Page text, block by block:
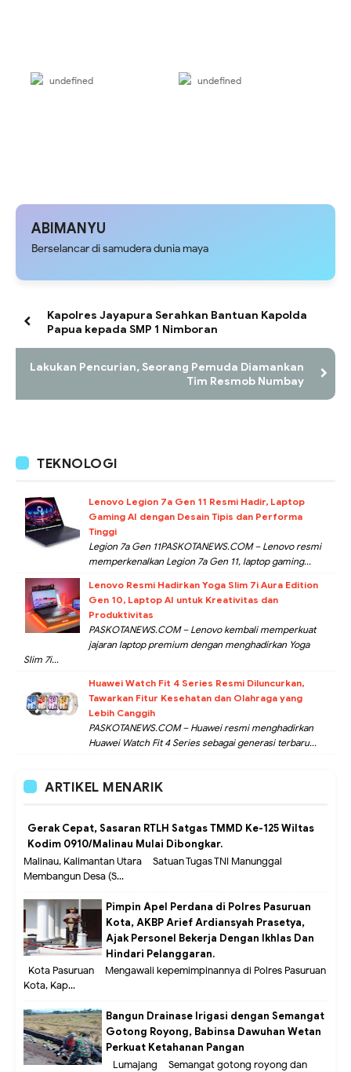
undefined undefined
ABIMANYU
Berselancar di samudera dunia maya
Kapolres Jayapura Serahkan Bantuan Kapolda
Papua kepada SMP 1 Nimboran
Lakukan Pencurian, Seorang Pemuda Diamankan
Tim Resmob Numbay
TEKNOLOGI
Lenovo Legion 7a Gen 11 Resmi Hadir, Laptop
Gaming AI dengan Desain Tipis dan Performa
Tinggi
Legion 7a Gen 11PASKOTANEWS.COM – Lenovo resmi
memperkenalkan Legion 7a Gen 11, laptop gaming...
Lenovo Resmi Hadirkan Yoga Slim 7i Aura Edition
Gen 10, Laptop AI untuk Kreativitas dan
Produktivitas
PASKOTANEWS.COM – Lenovo kembali memperkuat
jajaran laptop premium dengan menghadirkan Yoga
Slim 7i...
Huawei Watch Fit 4 Series Resmi Diluncurkan,
Tawarkan Fitur Kesehatan dan Olahraga yang
Lebih Canggih
PASKOTANEWS.COM – Huawei resmi menghadirkan
Huawei Watch Fit 4 Series sebagai generasi terbaru...
ARTIKEL MENARIK
Gerak Cepat, Sasaran RTLH Satgas TMMD Ke-125 Wiltas
Kodim 0910/Malinau Mulai Dibongkar.
Malinau, Kalimantan Utara – Satuan Tugas TNI Manunggal
Membangun Desa (S...
Pimpin Apel Perdana di Polres Pasuruan
Kota, AKBP Arief Ardiansyah Prasetya,
Ajak Personel Bekerja Dengan Ikhlas Dan
Hindari Pelanggaran.
Kota Pasuruan – Mengawali kepemimpinannya di Polres Pasuruan
Kota, Kap...
Bangun Drainase Irigasi dengan Semangat
Gotong Royong, Babinsa Dawuhan Wetan
Perkuat Ketahanan Pangan
Lumajang – Semangat gotong royong dan